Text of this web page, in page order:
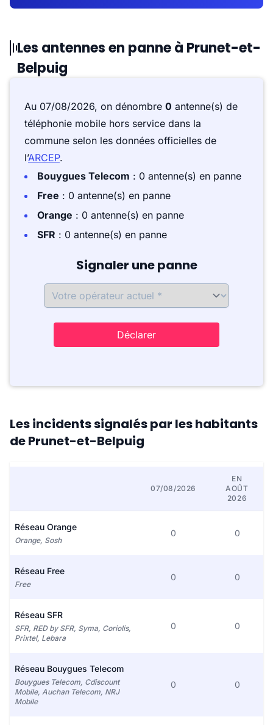
Les antennes en panne à Prunet-et-
Belpuig
Au 07/08/2026, on dénombre 0 antenne(s) de
téléphonie mobile hors service dans la
commune selon les données officielles de
l’ARCEP.
Bouygues Telecom : 0 antenne(s) en panne
Free : 0 antenne(s) en panne
Orange : 0 antenne(s) en panne
SFR : 0 antenne(s) en panne
Signaler une panne
Déclarer
Les incidents signalés par les habitants
de Prunet-et-Belpuig
07/08/2026
EN
AOÛT
2026
Réseau Orange
Orange, Sosh
0 0
Réseau Free
Free
0 0
Réseau SFR
SFR, RED by SFR, Syma, Coriolis,
Prixtel, Lebara
0 0
Réseau Bouygues Telecom
Bouygues Telecom, Cdiscount
Mobile, Auchan Telecom, NRJ
Mobile
0 0